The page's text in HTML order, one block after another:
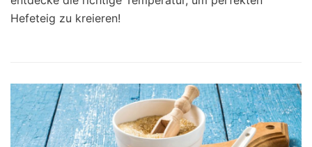
Hefeteig zu kreieren!